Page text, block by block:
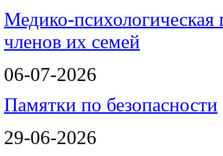
Медико-
членов их семей
06-07-2026
Памятки по безопасности
29-06-2026